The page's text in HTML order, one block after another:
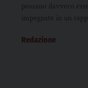
possano davvero
impegnate in un
Redazione